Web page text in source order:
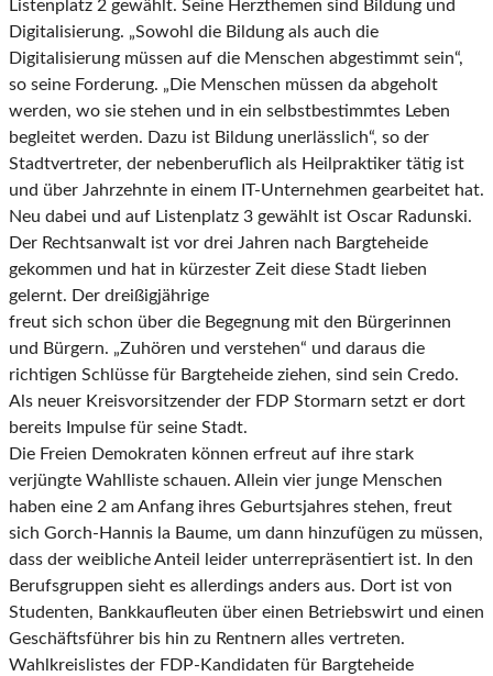
Listenplatz 2 gewählt. Seine Herzthemen sind Bildung und
Digitalisierung. „Sowohl die Bildung als auch die
Digitalisierung müssen auf die Menschen abgestimmt sein“,
so seine Forderung. „Die Menschen müssen da abgeholt
werden, wo sie stehen und in ein selbstbestimmtes Leben
begleitet werden. Dazu ist Bildung unerlässlich“, so der
Stadtvertreter, der nebenberuflich als Heilpraktiker tätig ist
und über Jahrzehnte in einem IT-Unternehmen gearbeitet hat.
Neu dabei und auf Listenplatz 3 gewählt ist Oscar Radunski.
Der Rechtsanwalt ist vor drei Jahren nach Bargteheide
gekommen und hat in kürzester Zeit diese Stadt lieben
gelernt. Der dreißigjährige
freut sich schon über die Begegnung mit den Bürgerinnen
und Bürgern. „Zuhören und verstehen“ und daraus die
richtigen Schlüsse für Bargteheide ziehen, sind sein Credo.
Als neuer Kreisvorsitzender der FDP Stormarn setzt er dort
bereits Impulse für seine Stadt.
Die Freien Demokraten können erfreut auf ihre stark
verjüngte Wahlliste schauen. Allein vier junge Menschen
haben eine 2 am Anfang ihres Geburtsjahres stehen, freut
sich Gorch-Hannis la Baume, um dann hinzufügen zu müssen,
dass der weibliche Anteil leider unterrepräsentiert ist. In den
Berufsgruppen sieht es allerdings anders aus. Dort ist von
Studenten, Bankkaufleuten über einen Betriebswirt und einen
Geschäftsführer bis hin zu Rentnern alles vertreten.
Wahlkreislistes der FDP-Kandidaten für Bargteheide